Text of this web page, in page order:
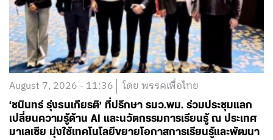
August 7, 2026 - 11:36 โดย พรรคเพื่อไทย
‘ชนินทร์ รุ่งธนเกียรติ’ ที่ปรึกษา รมว.พม. ร่วมประชุมแลก
เปลี่ยนความรู้ด้าน AI และนวัตกรรมการเรียนรู้ ณ ประเทศ
มาเลเซีย มุ่งใช้เทคโนโลยีขยายโอกาสการเรียนรู้และพัฒนา